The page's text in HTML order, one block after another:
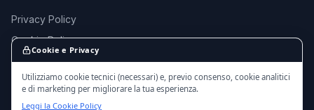
Privacy Policy
Cookie Policy
Termini e Condizioni
Cookie e Privacy
Utilizziamo cookie tecnici (necessari) e, previo consenso, cookie analitici
e di marketing per migliorare la tua esperienza.
Leggi la Cookie Policy